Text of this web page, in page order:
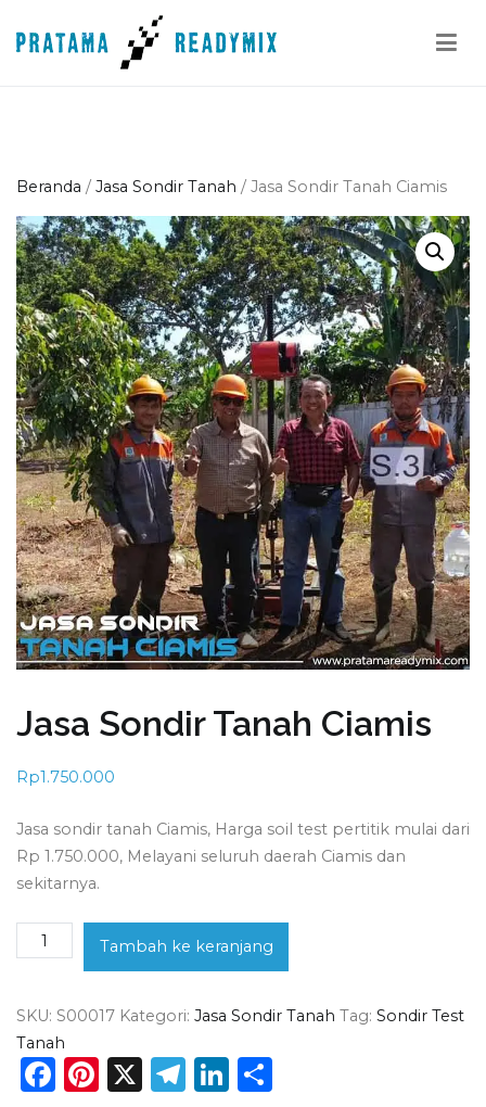
ke
Beranda / Jasa Sondir Tanah / Jasa Sondir Tanah Ciamis
Jasa Sondir Tanah Ciamis
Rp1.750.000
Jasa sondir tanah Ciamis, Harga soil test pertitik mulai dari
Rp 1.750.000, Melayani seluruh daerah Ciamis dan
sekitarnya.
Kuantitas
Jasa
Tanah
Ciamis
Tambah ke keranjang
SKU: S00017 Kategori: Jasa Sondir Tanah Tag: Sondir Test
Tanah
Facebook
Pinterest
X Telegram
LinkedIn